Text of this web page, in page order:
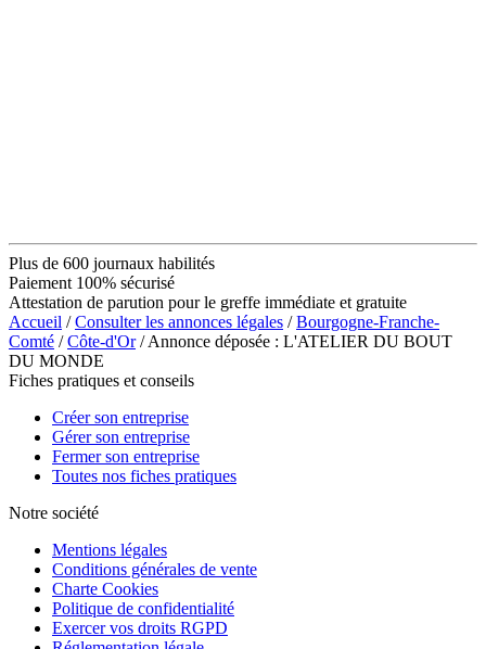
Plus de 600 journaux habilités
Paiement 100% sécurisé
Attestation de parution pour le greffe immédiate et gratuite
Accueil /Consulter les annonces légales /Bourgogne-Franche-
Comté /Côte-d'Or/ Annonce déposée : L'ATELIER DU BOUT
DU MONDE
Fiches pratiques et conseils
Créer son entreprise
Gérer son entreprise
Fermer son entreprise
Toutes nos fiches pratiques
Notre société
Mentions légales
Conditions générales de vente
Charte Cookies
Politique de confidentialité
Exercer vos droits RGPD